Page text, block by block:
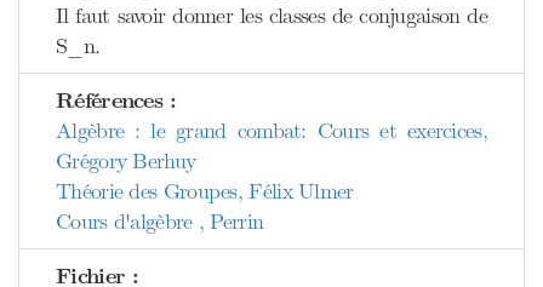
Il faut savoir donner les classes de conjugaison de
S_n.
Références :
Algèbre : le grand combat: Cours et exercices,
Grégory Berhuy
Théorie des Groupes, Félix Ulmer
Cours d'algèbre , Perrin
Fichier :